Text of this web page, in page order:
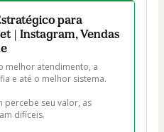
para
| Instagram, Vendas
melhor atendimento, a
e até o melhor sistema.
percebe seu valor, as
difíceis.